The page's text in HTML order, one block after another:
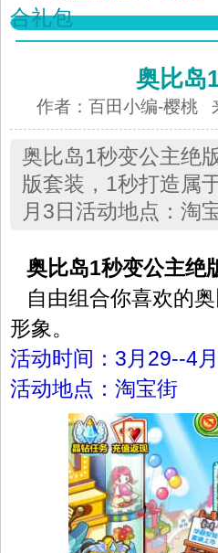
合礼包
奥比岛
作者：百田小编-樱桃
奥比岛1秒变公主绝
版套装，1秒打造属
月3日活动地点：淘
奥比岛1秒变公主绝
自由组合你喜欢的
形象。
活动时间：3月29--4
活动地点：淘宝街